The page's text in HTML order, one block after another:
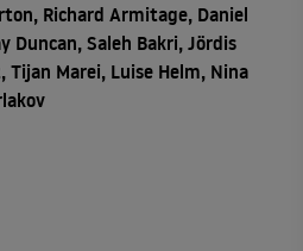
Richard Armitage, Daniel
Duncan, Saleh Bakri, Jördis
Marei, Luise Helm, Nina